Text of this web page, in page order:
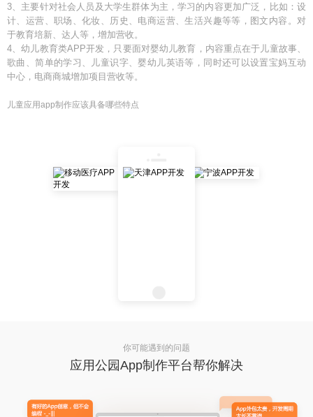
3、主要针对社会人员及大学生群体为主，学习的内容更加广泛，比如：设
计、运营、职场、化妆、历史、电商运营、生活兴趣等等，图文内容。对
于教育培新、达人等，增加营收。
4、幼儿教育类APP开发，只要面对婴幼儿教育，内容重点在于儿童故事、
歌曲、简单的学习、儿童识字、婴幼儿英语等，同时还可以设置宝妈互动
中心，电商商城增加项目营收等。
儿童应用app制作应该具备哪些特点
你可能遇到的问题
应用公园App制作平台帮你解决